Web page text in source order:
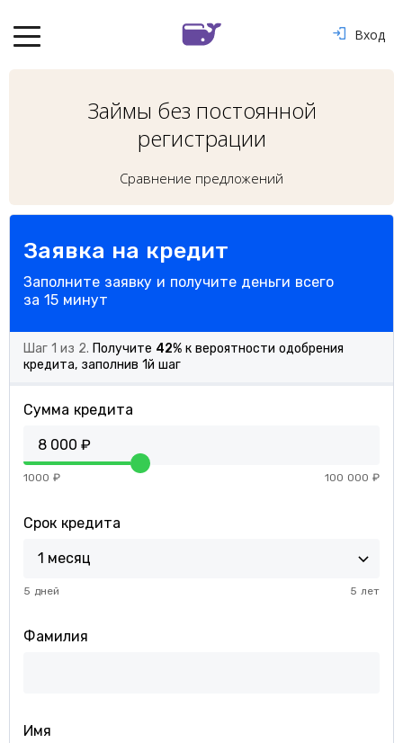
Вход
Займы без постоянной
регистрации
Сравнение предложений